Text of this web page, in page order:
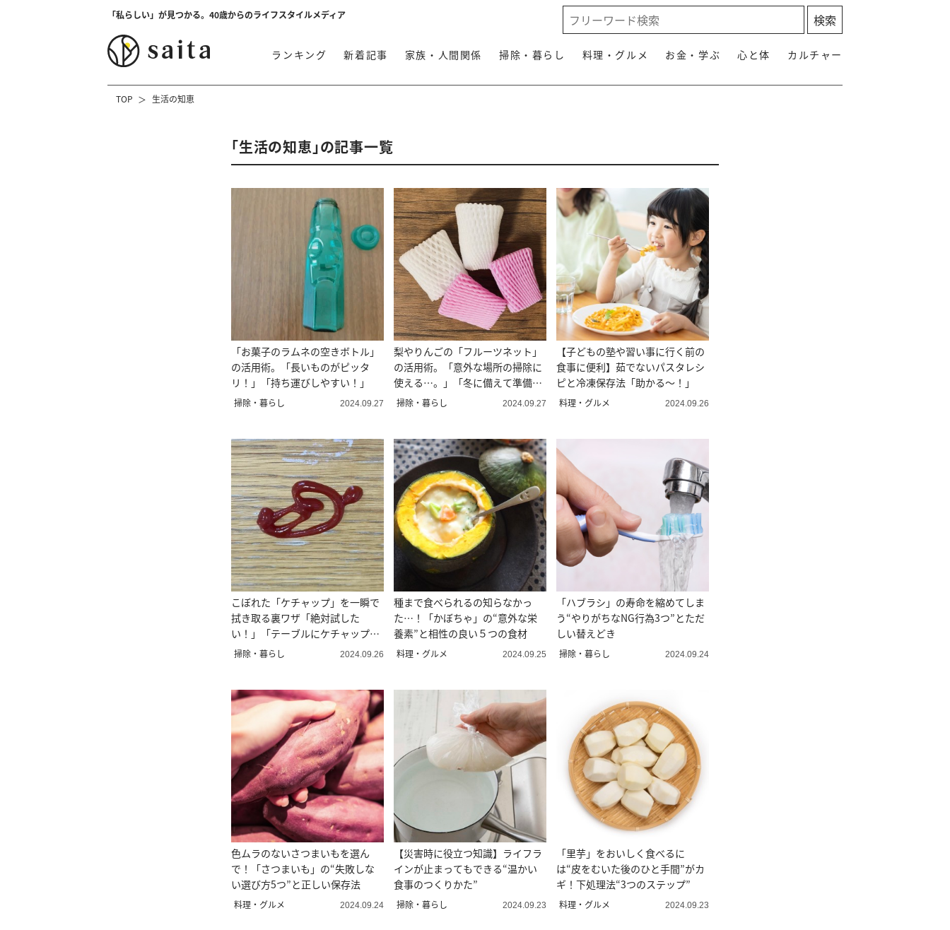
「私らしい」が見つかる。40歳からのライフスタイルメディア
ランキング 新着記事 家族・人間関係 掃除・暮らし 料理・グルメ お金・学ぶ 心と体 カルチャー
TOP 生活の知恵
「生活の知恵」の記事一覧
「お菓子のラムネの空きボトル」
の活用術。「長いものがピッタ
リ！」「持ち運びしやすい！」
掃除・暮らし 2024.09.27
梨やりんごの「フルーツネット」
の活用術。「意外な場所の掃除に
使える…。」「冬に備えて準備し
なきゃ」
掃除・暮らし 2024.09.27
【子どもの塾や習い事に行く前の
食事に便利】茹でないパスタレシ
ピと冷凍保存法「助かる～！」
料理・グルメ 2024.09.26
こぼれた「ケチャップ」を一瞬で
拭き取る裏ワザ「絶対試した
い！」「テーブルにケチャップが
広がらない」
掃除・暮らし 2024.09.26
種まで食べられるの知らなかっ
た…！「かぼちゃ」の“意外な栄
養素”と相性の良い５つの食材
料理・グルメ 2024.09.25
「ハブラシ」の寿命を縮めてしま
う“やりがちなNG行為3つ”とただ
しい替えどき
掃除・暮らし 2024.09.24
色ムラのないさつまいもを選ん
で！「さつまいも」の“失敗しな
い選び方5つ”と正しい保存法
料理・グルメ 2024.09.24
【災害時に役立つ知識】ライフラ
インが止まってもできる“温かい
食事のつくりかた”
掃除・暮らし 2024.09.23
「里芋」をおいしく食べるに
は“皮をむいた後のひと手間”がカ
ギ！下処理法“3つのステップ”
料理・グルメ 2024.09.23